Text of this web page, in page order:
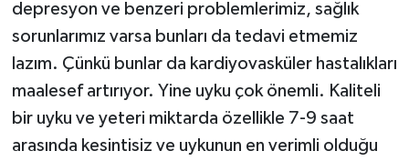
depresyon ve benzeri problemlerimiz, sağlık
sorunlarımız varsa bunları da tedavi etmemiz
lazım. Çünkü bunlar da kardiyovasküler hastalıkları
maalesef artırıyor. Yine uyku çok önemli. Kaliteli
bir uyku ve yeteri miktarda özellikle 7-9 saat
arasında kesintisiz ve uykunun en verimli olduğu